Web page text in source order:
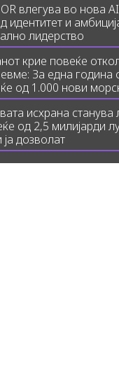
влегува во нова
идентитет и
лидерство
крие повеќе
За една година
од 1.000 нови
исхрана станува
од 2,5 милијарди
ја дозволат